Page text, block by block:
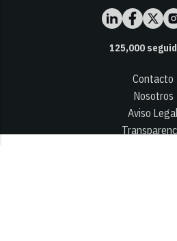
125,000
Contacto
Nosotros
Aviso Legal